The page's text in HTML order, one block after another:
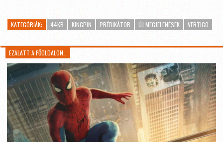
KATEGÓRIÁK: 44KB KINGPIN PRÉDIKÁTOR ÚJ MEGJELENÉSEK VERTIGO
EZALATT A FŐOLDALON…